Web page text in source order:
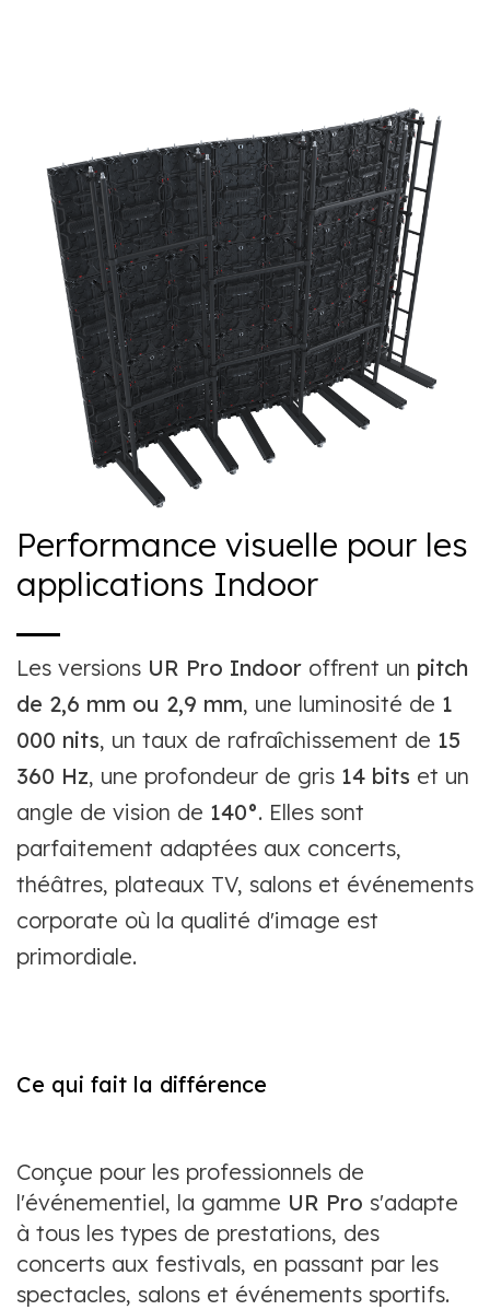
Performance visuelle pour les
applications Indoor
Les versions UR Pro Indoor offrent un pitch
de 2,6 mm ou 2,9 mm, une luminosité de 1
000 nits, un taux de rafraîchissement de 15
360 Hz, une profondeur de gris 14 bits et un
angle de vision de 140°. Elles sont
parfaitement adaptées aux concerts,
théâtres, plateaux TV, salons et événements
corporate où la qualité d'image est
primordiale.
Ce qui fait la différence
Conçue pour les professionnels de
l'événementiel, la gamme UR Pro s'adapte
à tous les types de prestations, des
concerts aux festivals, en passant par les
spectacles, salons et événements sportifs.